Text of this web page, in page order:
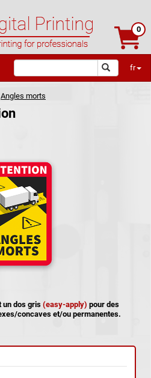
0
fr
Angles morts
un dos gris (easy-apply) pour des
concaves et/ou permanentes.